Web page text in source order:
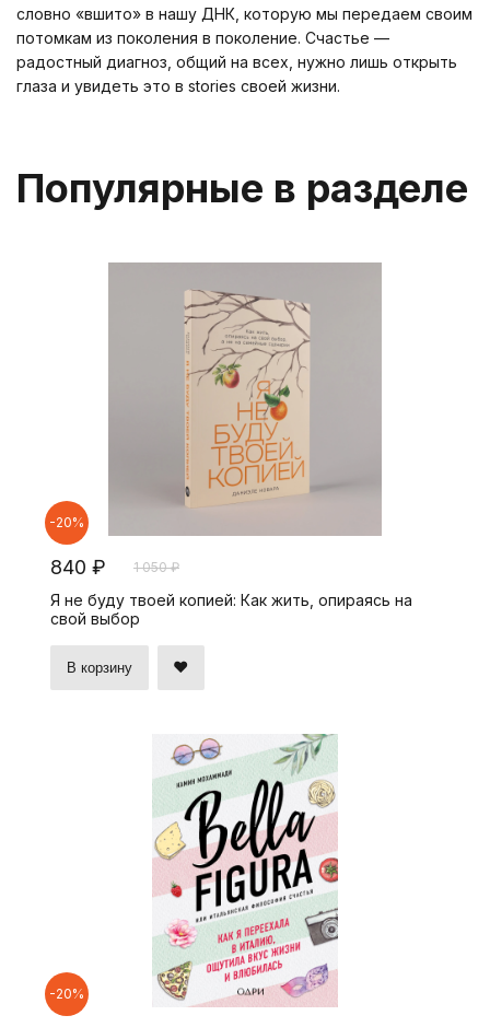
словно «вшито» в нашу ДНК, которую мы передаем своим
потомкам из поколения в поколение. Счастье —
радостный диагноз, общий на всех, нужно лишь открыть
глаза и увидеть это в stories своей жизни.
Популярные в разделе
-20%
840 ₽ 1 050 ₽
Я не буду твоей копией: Как жить, опираясь на
свой выбор
В корзину
-20%